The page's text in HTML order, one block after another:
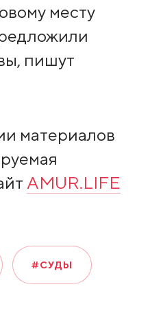
месту
пишут
материалов
AMUR.LIFE
#СУДЫ